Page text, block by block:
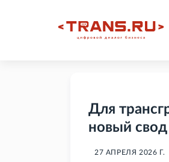
Для
новый
27 АПРЕЛЯ 2026 Г.